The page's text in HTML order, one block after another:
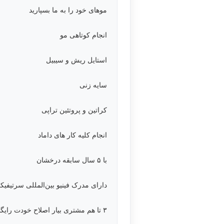
موهای خود را به ما بسپارید
انجام کوتاهی مو
استایل ریش و سیبیل
سایه زنی
کراتین و پروتئین تراپی
انجام کلیه کار های داماد
با ۵ سال سابقه درخشان
دارای مدرک فینیو بین‌المللی
۳ تا هم مشتری بیار اصلاح خودت رایگان کن😎